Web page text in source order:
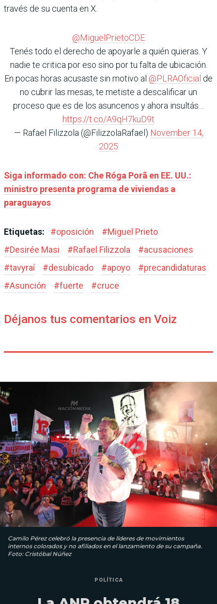
través de su cuenta en X.
@MiguelPrietoCDE
Tenés todo el derecho de apoyarle a quién quieras. Y
nadie te critica por eso sino por tu falta de ubicación.
En pocas horas acusaste sin motivo al @PLRAOficial de
no cubrir las mesas, te metiste a descalificar un
proceso que es de los asuncenos y ahora insultás…
https://t.co/A9qH7kuD9t
— Rafael Filizzola (@FilizzolaRafael) November 14,
2025
Siga informado con: Che Róga Porã en EE. UU.:
ministro presenta programa de viviendas a
paraguayos
Etiquetas: #oposición #Miguel Prieto
#Desirée Masi #Rafael Filizzola #acusaciones
#tavyraí #desubicado #apoyo #precandidaturas
#Asunción #fuerte #cruce
Déjanos tus comentarios en Voiz
Camilo Pérez celebró la presencia de líderes de movimientos
internos colorados y no afiliados en el lanzamiento de su campaña.
Foto: Cristóbal Núñez
POLÍTICA